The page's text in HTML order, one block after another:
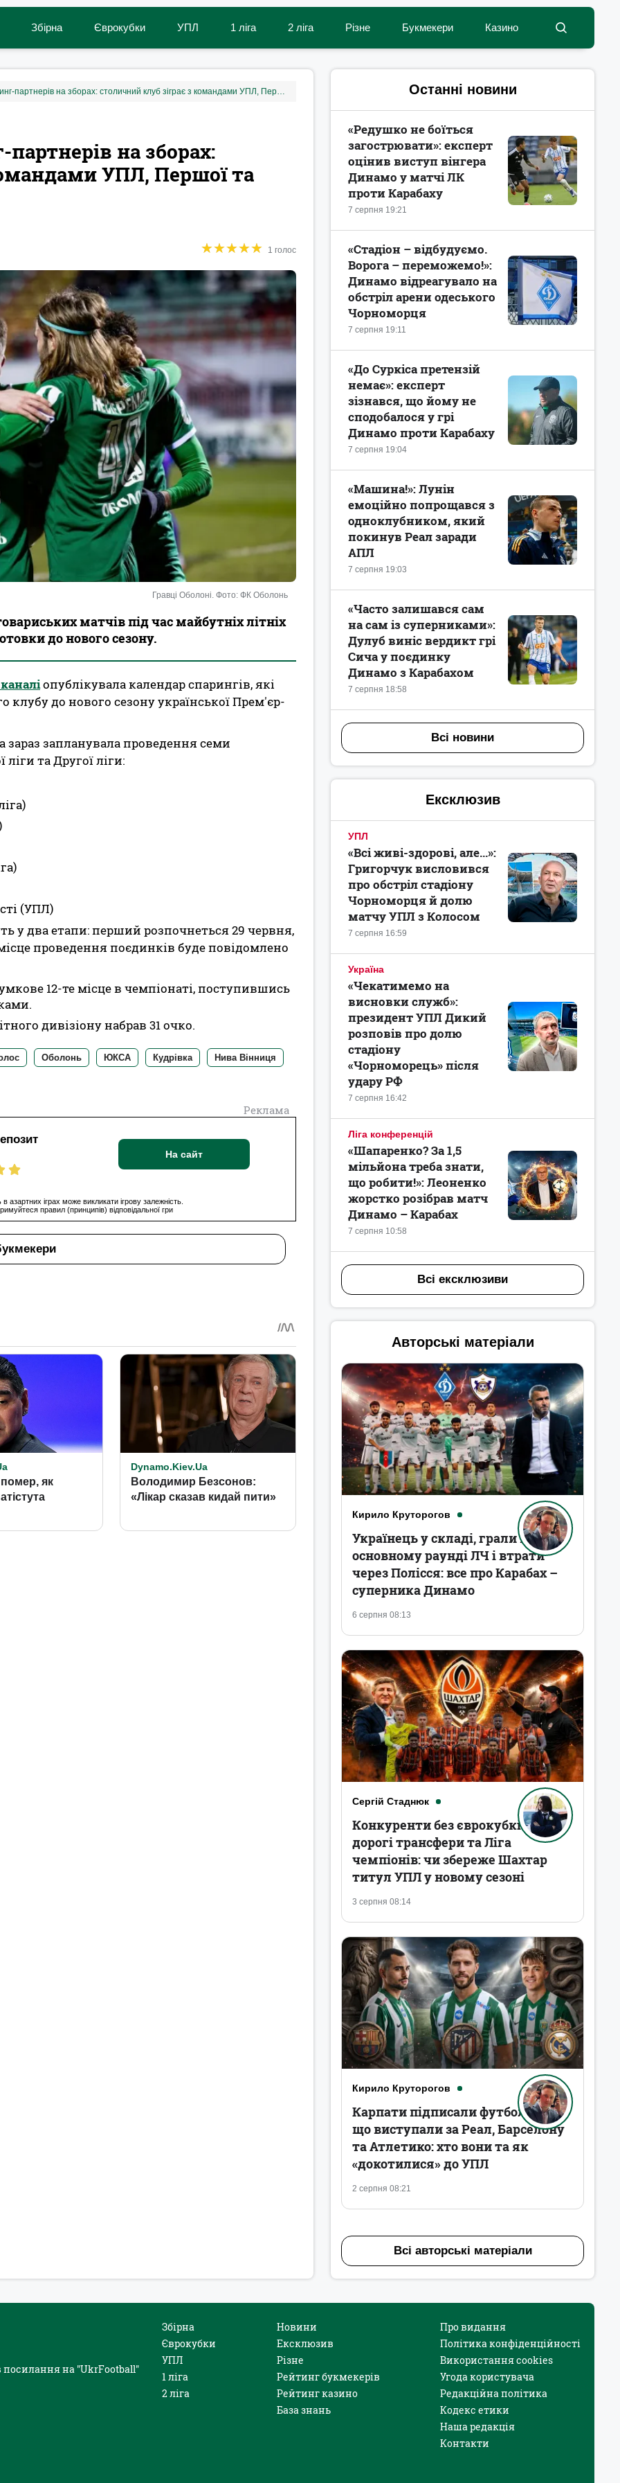
Збірна Єврокубки УПЛ 1 ліга 2 ліга Різне Букмекери Казино
В Оболоні назвали спаринг-партнерів на зборах: столичний клуб зіграє з командами УПЛ, Першої та Другої ліг
на зборах:
УПЛ, Першої та
★★★★★
★★★★★ 1 голос
Гравці Оболоні. Фото: ФК Оболонь
матчів під час майбутніх літніх
до нового сезону.
опублікувала календар спарингів, які
клубу до нового сезону української Прем'єр-
запланувала проведення семи
та Другої ліги:
(УПЛ)
у два етапи: перший розпочнеться 29 червня,
проведення поєдинків буде повідомлено
12-те місце в чемпіонаті, поступившись
дивізіону набрав 31 очко.
Оболонь ЮКСА Кудрівка Нива Вінниця
Реклама
На сайт
в азартних іграх може викликати ігрову залежність.
правил (принципів) відповідальної гри
Останні новини
7 серпня 19:21
«Редушко не боїться
загострювати»: експерт
оцінив виступ вінгера
Динамо у матчі ЛК
проти Карабаху
7 серпня 19:11
«Стадіон – відбудуємо.
Ворога – переможемо!»:
Динамо відреагувало на
обстріл арени одеського
Чорноморця
7 серпня 19:04
«До Суркіса претензій
немає»: експерт
зізнався, що йому не
сподобалося у грі
Динамо проти Карабаху
7 серпня 19:03
«Машина!»: Лунін
емоційно попрощався з
одноклубником, який
покинув Реал заради
АПЛ
7 серпня 18:58
«Часто залишався сам
на сам із суперниками»:
Дулуб виніс вердикт грі
Сича у поєдинку
Динамо з Карабахом
Всі новини
Ексклюзив
УПЛ
7 серпня 16:59
«Всі живі-здорові, але...»:
Григорчук висловився
про обстріл стадіону
Чорноморця й долю
матчу УПЛ з Колосом
Україна
7 серпня 16:42
«Чекатимемо на
висновки служб»:
президент УПЛ Дикий
розповів про долю
стадіону
«Чорноморець» після
удару РФ
Ліга конференцій
7 серпня 10:58
«Шапаренко? За 1,5
мільйона треба знати,
що робити!»: Леоненко
жорстко розібрав матч
Динамо – Карабах
Всі ексклюзиви
Авторські матеріали
Кирило Круторогов
6 серпня 08:13
Українець у складі, грали в
основному раунді ЛЧ і втрати
через Полісся: все про Карабах –
суперника Динамо
Сергій Стаднюк
3 серпня 08:14
Конкуренти без єврокубків,
дорогі трансфери та Ліга
чемпіонів: чи збереже Шахтар
титул УПЛ у новому сезоні
Кирило Круторогов
2 серпня 08:21
Карпати підписали футболістів,
що виступали за Реал, Барселону
та Атлетико: хто вони та як
«докотилися» до УПЛ
Всі авторські матеріали
посилання на "UkrFootball"
Збірна
Єврокубки
УПЛ
1 ліга
2 ліга
Новини
Ексклюзив
Різне
Рейтинг букмекерів
Рейтинг казино
База знань
Про видання
Політика конфіденційності
Використання cookies
Угода користувача
Редакційна політика
Кодекс етики
Наша редакція
Контакти